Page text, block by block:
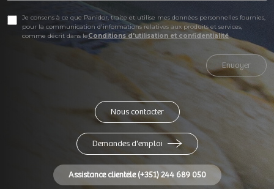
Je consens à ce que Panidor, traite et utilise mes données personnelles fournies,
pour la communication d'informations relatives aux produits et services,
comme décrit dans leConditions d'utilisation et confidentialité
Envoyer
Nous contacter
Demandes d'emploi
Assistance clientèle (+351) 244 689 050